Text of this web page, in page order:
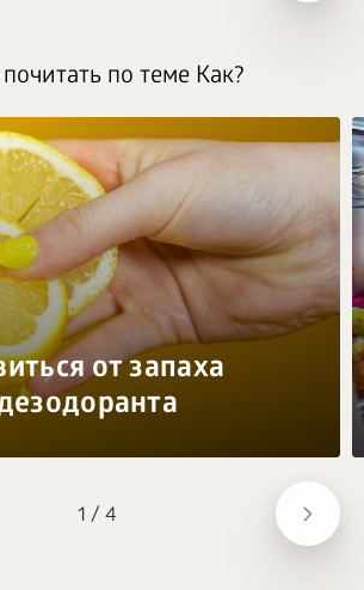
1 / 4
по теме Как?
от запаха